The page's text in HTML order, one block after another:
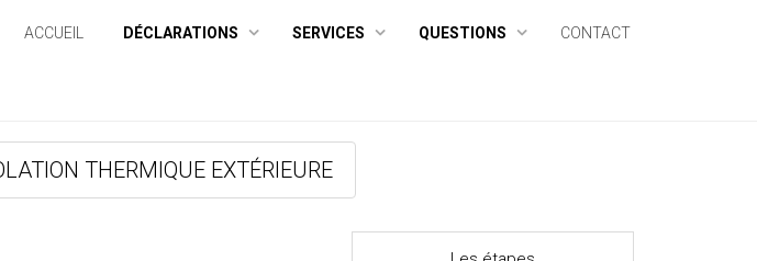
ACCUEIL DÉCLARATIONS SERVICES QUESTIONS CONTACT
THERMIQUE EXTÉRIEURE